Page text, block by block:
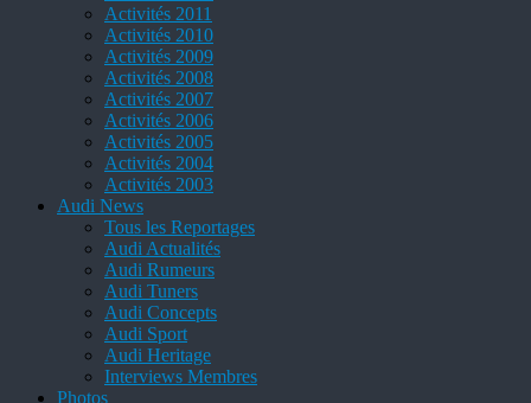
Activités 2011
Activités 2010
Activités 2009
Activités 2008
Activités 2007
Activités 2006
Activités 2005
Activités 2004
Activités 2003
Audi News
Tous les Reportages
Audi Actualités
Audi Rumeurs
Audi Tuners
Audi Concepts
Audi Sport
Audi Heritage
Interviews Membres
Photos